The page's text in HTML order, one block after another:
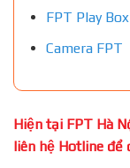
FPT Play Box
Camera FPT
Hiện tại FPT Hà
liên hệ Hotline để